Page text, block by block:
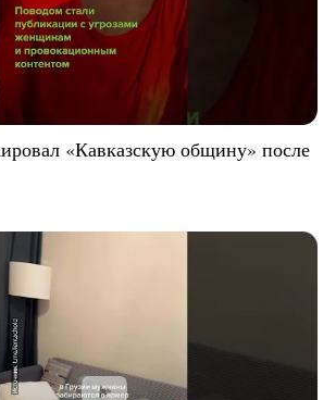
«Кавказскую общину» после